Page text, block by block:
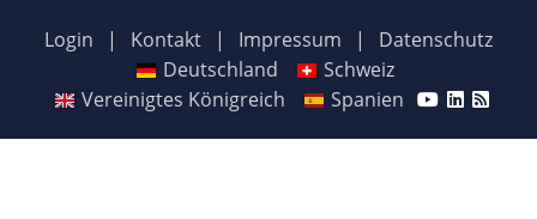
Login | Kontakt | Impressum |
Datenschutz
Deutschland
Schweiz
Vereinigtes Königreich
Spanien